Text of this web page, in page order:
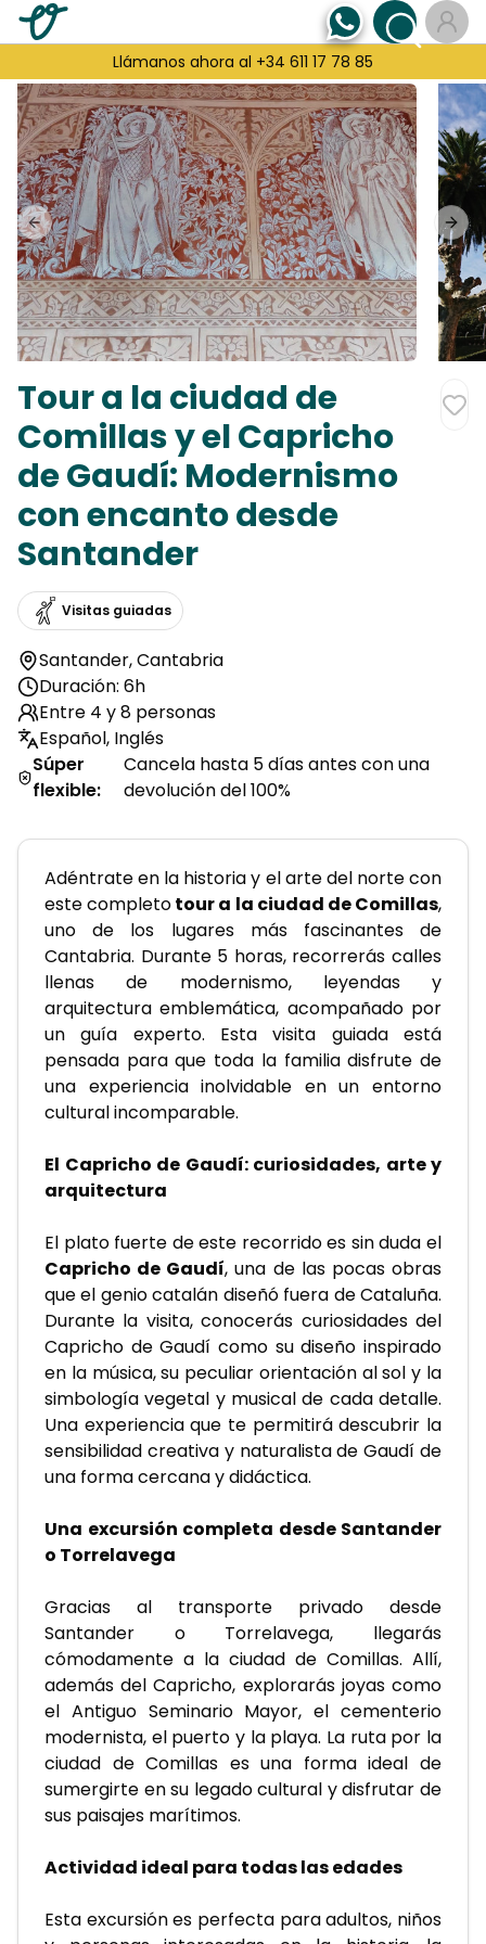
Llámanos ahora al +34 611 17 78 85
Previous slide
Tour a la ciudad de
Comillas y el Capricho
de Gaudí: Modernismo
con encanto desde
Santander
Visitas guiadas
Santander,Cantabria
Duración: 6h
Entre 4 y 8 personas
Español, Inglés
Súper
flexible:
Cancela hasta 5 días antes con una
devolución del 100%
Adéntrate en la historia y el arte del norte con
este completo tour a la ciudad de Comillas,
uno de los lugares más fascinantes de
Cantabria. Durante 5 horas, recorrerás calles
llenas de modernismo, leyendas y
arquitectura emblemática, acompañado por
un guía experto. Esta visita guiada está
pensada para que toda la familia disfrute de
una experiencia inolvidable en un entorno
cultural incomparable.
El Capricho de Gaudí: curiosidades, arte y
arquitectura
Capricho de Gaudí, una de las pocas obras
que el genio catalán diseñó fuera de Cataluña.
Durante la visita, conocerás curiosidades del
Capricho de Gaudí como su diseño inspirado
en la música, su peculiar orientación al sol y la
simbología vegetal y musical de cada detalle.
Una experiencia que te permitirá descubrir la
sensibilidad creativa y naturalista de Gaudí de
una forma cercana y didáctica.
Una excursión completa desde Santander
o Torrelavega
Gracias al transporte privado desde
Santander o Torrelavega, llegarás
cómodamente a la ciudad de Comillas. Allí,
además del Capricho, explorarás joyas como
el Antiguo Seminario Mayor, el cementerio
modernista, el puerto y la playa. La ruta por la
ciudad de Comillas es una forma ideal de
sumergirte en su legado cultural y disfrutar de
sus paisajes marítimos.
Actividad ideal para todas las edades
Esta excursión es perfecta para adultos, niños